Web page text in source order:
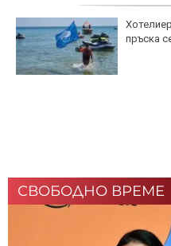
пръска
СВОБОДНО ВРЕМЕ